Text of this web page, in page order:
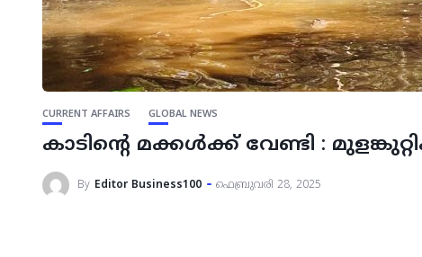
CURRENT AFFAIRS GLOBAL NEWS
കാടിന്‍റെ മക്കള്‍ക്ക്‌ വേണ്ടി :
By Editor Business100 ഫെബ്രുവരി 28, 2025